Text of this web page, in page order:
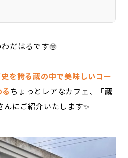
だはるです🍥
を誇る蔵の中で美味しいコー
ちょっとレアなカフェ、
「蔵
んにご紹介いたします✨